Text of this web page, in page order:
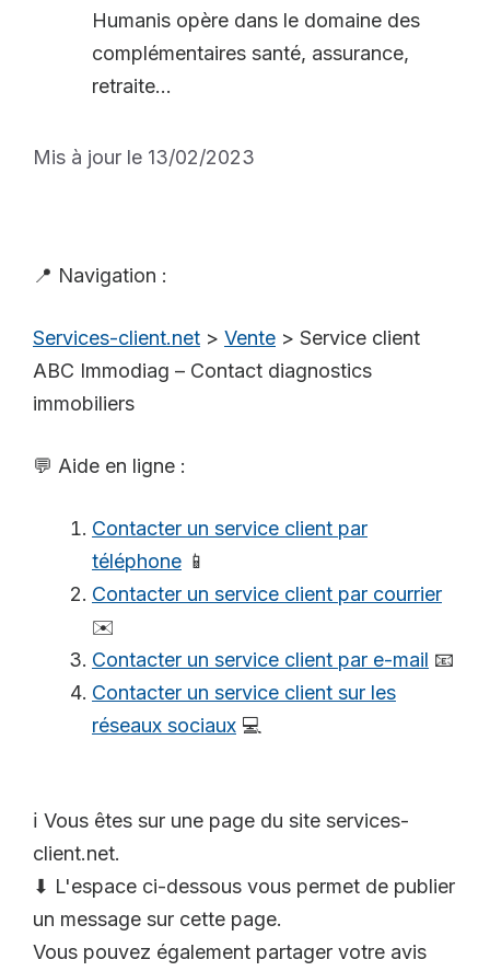
Humanis opère dans le domaine des
complémentaires santé, assurance,
retraite...
Mis à jour le 13/02/2023
📍 Navigation :
Services-client.net > Vente > Service client
ABC Immodiag – Contact diagnostics
immobiliers
💬 Aide en ligne :
Contacter un service client par
téléphone 📱
Contacter un service client par courrier
✉️
Contacter un service client par e-mail 📧
Contacter un service client sur les
réseaux sociaux 💻
ℹ️ Vous êtes sur une page du site services-
client.net.
⬇ L'espace ci-dessous vous permet de publier
un message sur cette page.
Vous pouvez également partager votre avis